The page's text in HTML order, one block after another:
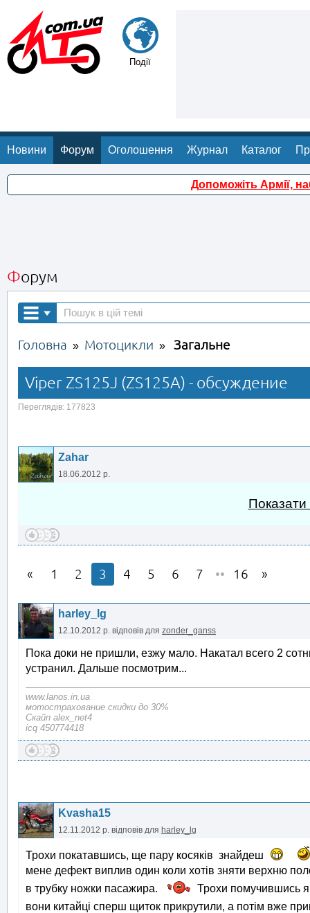
Події
Новини Форум Оголошення Журнал Каталог
Допоможіть Армії,
Форум
Головна » Мотоцикли » Загальне
Viper ZS125J (ZS125A) - обсуждение
Переглядів: 177823
Zahar
18.06.2012 р.
Показати
1 2 3 4 5 6 7 •• 16
harley_lg
12.10.2012 р. відповів для zonder_ganss
Пока доки не пришли, езжу мало. Накатал всего 2
устранил. Дальше посмотрим...
www.lanos.in.ua
мотострахование скидки до 30%
Скайп alex_net4
icq 450774418
Kvasha15
12.11.2012 р. відповів для harley_lg
Трохи покатавшись, ще пару косяків знайдеш
мене дефект виплив один коли хотів зняти верхню
в трубку ножки пасажира.
Трохи помучившись я
вони китайці сперш щиток прикрутили, а потім вже